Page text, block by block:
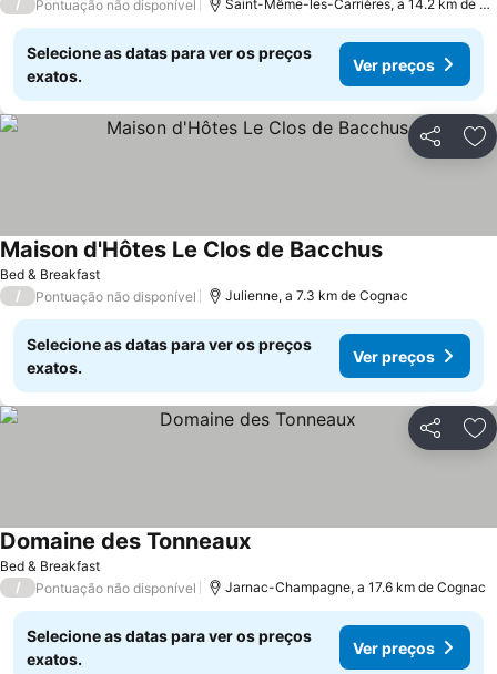
/ Pontuação não disponível Saint-Même-les-Carrières, a 14.2 km de Cognac
Selecione as datas para ver os preços
exatos.
Ver preços
Partilhar
Bed & Breakfast
Maison d'Hôtes Le Clos de Bacchus
/ Pontuação não disponível Julienne, a 7.3 km de Cognac
Selecione as datas para ver os preços
exatos.
Ver preços
Partilhar
Bed & Breakfast
Domaine des Tonneaux
/ Pontuação não disponível Jarnac-Champagne, a 17.6 km de Cognac
Selecione as datas para ver os preços
exatos.
Ver preços